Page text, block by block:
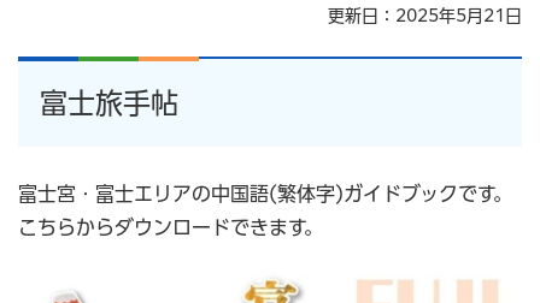
更新日：2025年5月21日
富士旅手帖
富士宮・富士エリアの中国語(繁体字)ガイドブックです。
こちらからダウンロードできます。